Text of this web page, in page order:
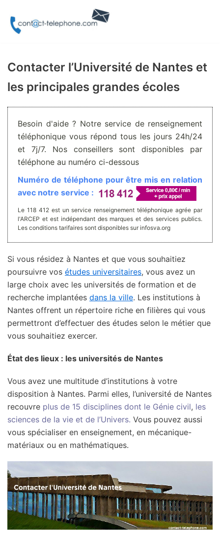
Aller
Contacter l’Université de Nantes et
les principales grandes écoles
Besoin d'aide ? Notre service de renseignement
téléphonique vous répond tous les jours 24h/24
et 7j/7. Nos conseillers sont disponibles par
téléphone au numéro ci-dessous
Numéro de téléphone pour être mis en relation
avec notre service :
Le 118 412 est un service renseignement téléphonique agrée par
l'ARCEP et est indépendant des marques et des services publics.
Les conditions tarifaires sont disponibles sur infosva.org
Si vous résidez à Nantes et que vous souhaitiez
poursuivre vos études universitaires, vous avez un
large choix avec les universités de formation et de
recherche implantées dans la ville. Les institutions à
Nantes offrent un répertoire riche en filières qui vous
permettront d’effectuer des études selon le métier que
vous souhaitiez exercer.
État des lieux : les universités de Nantes
Vous avez une multitude d’institutions à votre
disposition à Nantes. Parmi elles, l’université de Nantes
recouvre plus de 15 disciplines dont le Génie civil, les
sciences de la vie et de l’Univers. Vous pouvez aussi
vous spécialiser en enseignement, en mécanique-
matériaux ou en mathématiques.